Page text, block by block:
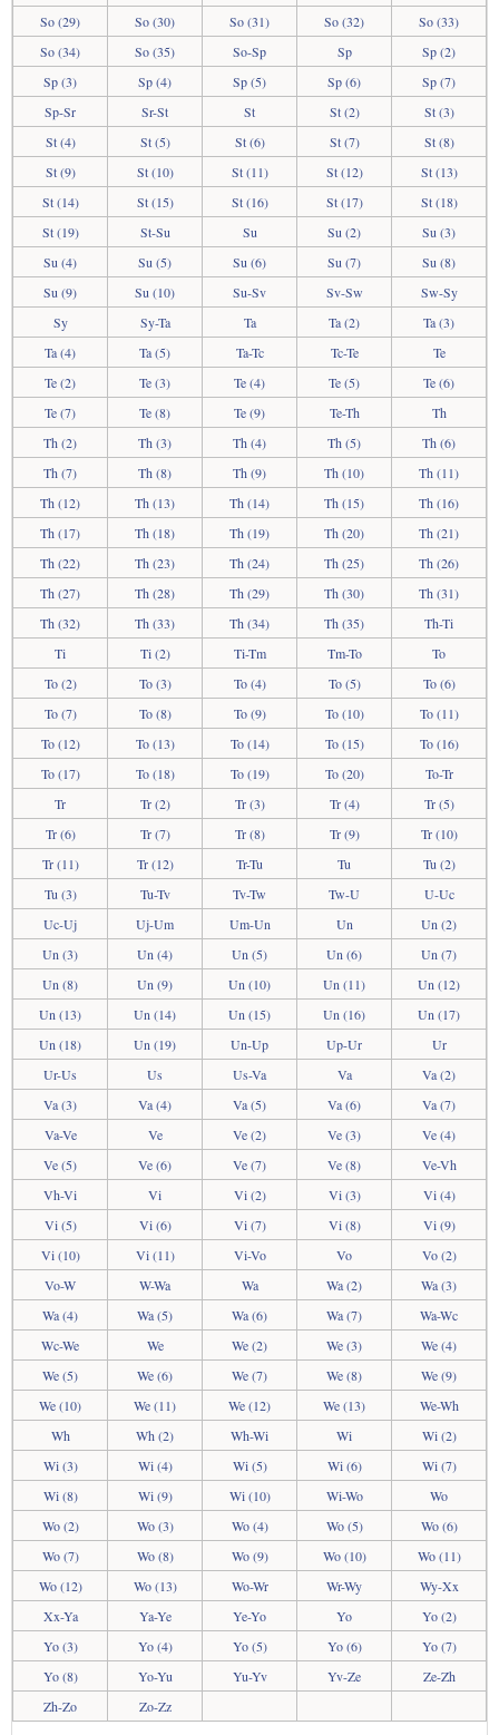
So (29)
So (30) So (31) So (32)
So (33)
So (34)
So (35) So-Sp Sp
Sp (2)
Sp (3)
Sp (4) Sp (5) Sp (6)
Sp (7)
Sp-Sr
Sr-St St St (2)
St (3)
St (4)
St (5) St (6) St (7)
St (8)
St (9)
St (10) St (11) St (12)
St (13)
St (14)
St (15) St (16) St (17)
St (18)
St (19)
St-Su Su Su (2)
Su (3)
Su (4)
Su (5) Su (6) Su (7)
Su (8)
Su (9)
Su (10) Su-Sv Sv-Sw
Sw-Sy
Sy
Sy-Ta Ta Ta (2)
Ta (3)
Ta (4)
Ta (5) Ta-Tc Tc-Te
Te
Te (2)
Te (3) Te (4) Te (5)
Te (6)
Te (7)
Te (8) Te (9) Te-Th
Th
Th (2)
Th (3) Th (4) Th (5)
Th (6)
Th (7)
Th (8) Th (9) Th (10)
Th (11)
Th (12)
Th (13) Th (14) Th (15)
Th (16)
Th (17)
Th (18) Th (19) Th (20)
Th (21)
Th (22)
Th (23) Th (24) Th (25)
Th (26)
Th (27)
Th (28) Th (29) Th (30)
Th (31)
Th (32)
Th (33) Th (34) Th (35)
Th-Ti
Ti
Ti (2) Ti-Tm Tm-To
To
To (2)
To (3) To (4) To (5)
To (6)
To (7)
To (8) To (9) To (10)
To (11)
To (12)
To (13) To (14) To (15)
To (16)
To (17)
To (18) To (19) To (20)
To-Tr
Tr
Tr (2) Tr (3) Tr (4)
Tr (5)
Tr (6)
Tr (7) Tr (8) Tr (9)
Tr (10)
Tr (11)
Tr (12) Tr-Tu Tu
Tu (2)
Tu (3)
Tu-Tv Tv-Tw Tw-U
U-Uc
Uc-Uj
Uj-Um Um-Un Un
Un (2)
Un (3)
Un (4) Un (5) Un (6)
Un (7)
Un (8)
Un (9) Un (10) Un (11)
Un (12)
Un (13)
Un (14) Un (15) Un (16)
Un (17)
Un (18)
Un (19) Un-Up Up-Ur
Ur
Ur-Us
Us Us-Va Va
Va (2)
Va (3)
Va (4) Va (5) Va (6)
Va (7)
Va-Ve
Ve Ve (2) Ve (3)
Ve (4)
Ve (5)
Ve (6) Ve (7) Ve (8)
Ve-Vh
Vh-Vi
Vi Vi (2) Vi (3)
Vi (4)
Vi (5)
Vi (6) Vi (7) Vi (8)
Vi (9)
Vi (10)
Vi (11) Vi-Vo Vo
Vo (2)
Vo-W
W-Wa Wa Wa (2)
Wa (3)
Wa (4)
Wa (5) Wa (6) Wa (7)
Wa-Wc
Wc-We
We We (2) We (3)
We (4)
We (5)
We (6) We (7) We (8)
We (9)
We (10)
We (11) We (12) We (13)
We-Wh
Wh
Wh (2) Wh-Wi Wi
Wi (2)
Wi (3)
Wi (4) Wi (5) Wi (6)
Wi (7)
Wi (8)
Wi (9) Wi (10) Wi-Wo
Wo
Wo (2)
Wo (3) Wo (4) Wo (5)
Wo (6)
Wo (7)
Wo (8) Wo (9) Wo (10)
Wo (11)
Wo (12)
Wo (13) Wo-Wr Wr-Wy
Wy-Xx
Xx-Ya
Ya-Ye Ye-Yo Yo
Yo (2)
Yo (3)
Yo (4) Yo (5) Yo (6)
Yo (7)
Yo (8)
Yo-Yu Yu-Yv Yv-Ze
Ze-Zh
Zh-Zo
Zo-Zz